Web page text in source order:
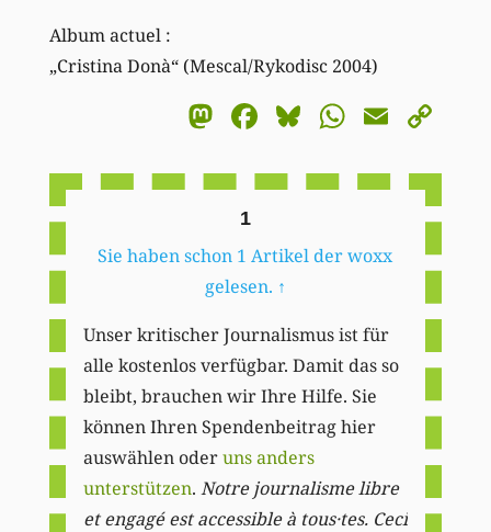
Album actuel :
„Cristina Donà“ (Mescal/Rykodisc 2004)
Mastodon
Facebook
BlueskyEmail
1
Sie haben schon 1 Artikel der woxx
gelesen. ↑
Unser kritischer Journalismus ist für
alle kostenlos verfügbar. Damit das so
bleibt, brauchen wir Ihre Hilfe. Sie
können Ihren Spendenbeitrag hier
auswählen oderuns anders
unterstützen. Notre journalisme libre
et engagé est accessible à tous·tes. Ceci